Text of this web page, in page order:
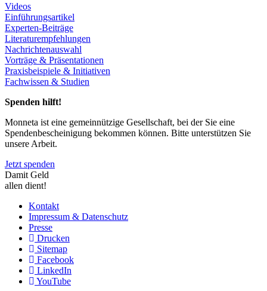
Videos
Einführungsartikel
Experten-Beiträge
Literaturempfehlungen
Nachrichtenauswahl
Vorträge & Präsentationen
Praxisbeispiele & Initiativen
Fachwissen & Studien
Spenden hilft!
Monneta ist eine gemeinnützige Gesellschaft, bei der Sie eine
Spendenbescheinigung bekommen können. Bitte unterstützen Sie
unsere Arbeit.
Jetzt spenden
Damit Geld
allen dient!
Kontakt
Impressum & Datenschutz
Presse
Drucken
Sitemap
Facebook
LinkedIn
YouTube